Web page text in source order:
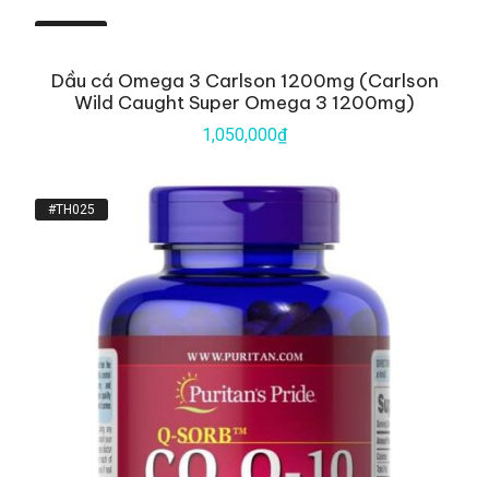
Dầu cá Omega 3 Carlson 1200mg (Carlson
Wild Caught Super Omega 3 1200mg)
1,050,000₫
#TH025